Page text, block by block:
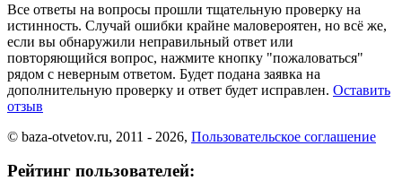
Все ответы на вопросы прошли тщательную проверку на
истинность. Случай ошибки крайне маловероятен, но всё же,
если вы обнаружили неправильный ответ или
повторяющийся вопрос, нажмите кнопку "пожаловаться"
рядом с неверным ответом. Будет подана заявка на
дополнительную проверку и ответ будет исправлен. Оставить
отзыв
© baza-otvetov.ru, 2011 - 2026, Пользовательское соглашение
Рейтинг пользователей: